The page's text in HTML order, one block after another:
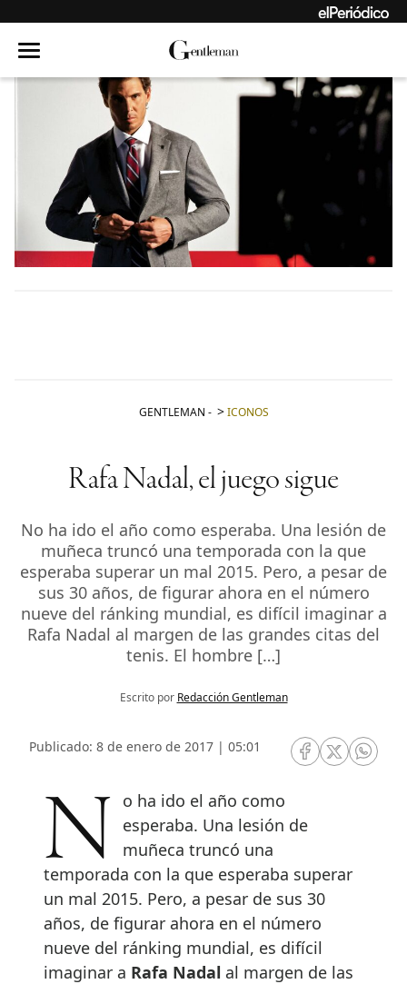
GENTLEMAN - ICONOS
Rafa Nadal, el juego sigue
No ha ido el año como esperaba. Una lesión de
muñeca truncó una temporada con la que
esperaba superar un mal 2015. Pero, a pesar de
sus 30 años, de figurar ahora en el número
nueve del ránking mundial, es difícil imaginar a
Rafa Nadal al margen de las grandes citas del
tenis. El hombre […]
Escrito por Redacción Gentleman
Publicado: 8 de enero de 2017 | 05:01
RRSS Facebook
RRSSRRSS
No ha ido el año como
esperaba. Una lesión de
muñeca truncó una
temporada con la que esperaba superar
un mal 2015. Pero, a pesar de sus 30
años, de figurar ahora en el número
nueve del ránking mundial, es difícil
imaginar a Rafa Nadal al margen de las